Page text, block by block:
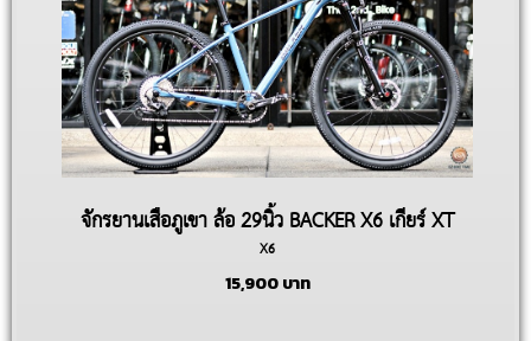
จักรยานเสือภูเขา ล้อ 29นิ้ว BACKER X6 เกียร์ XT
12สปีด
X6
15,900 บาท